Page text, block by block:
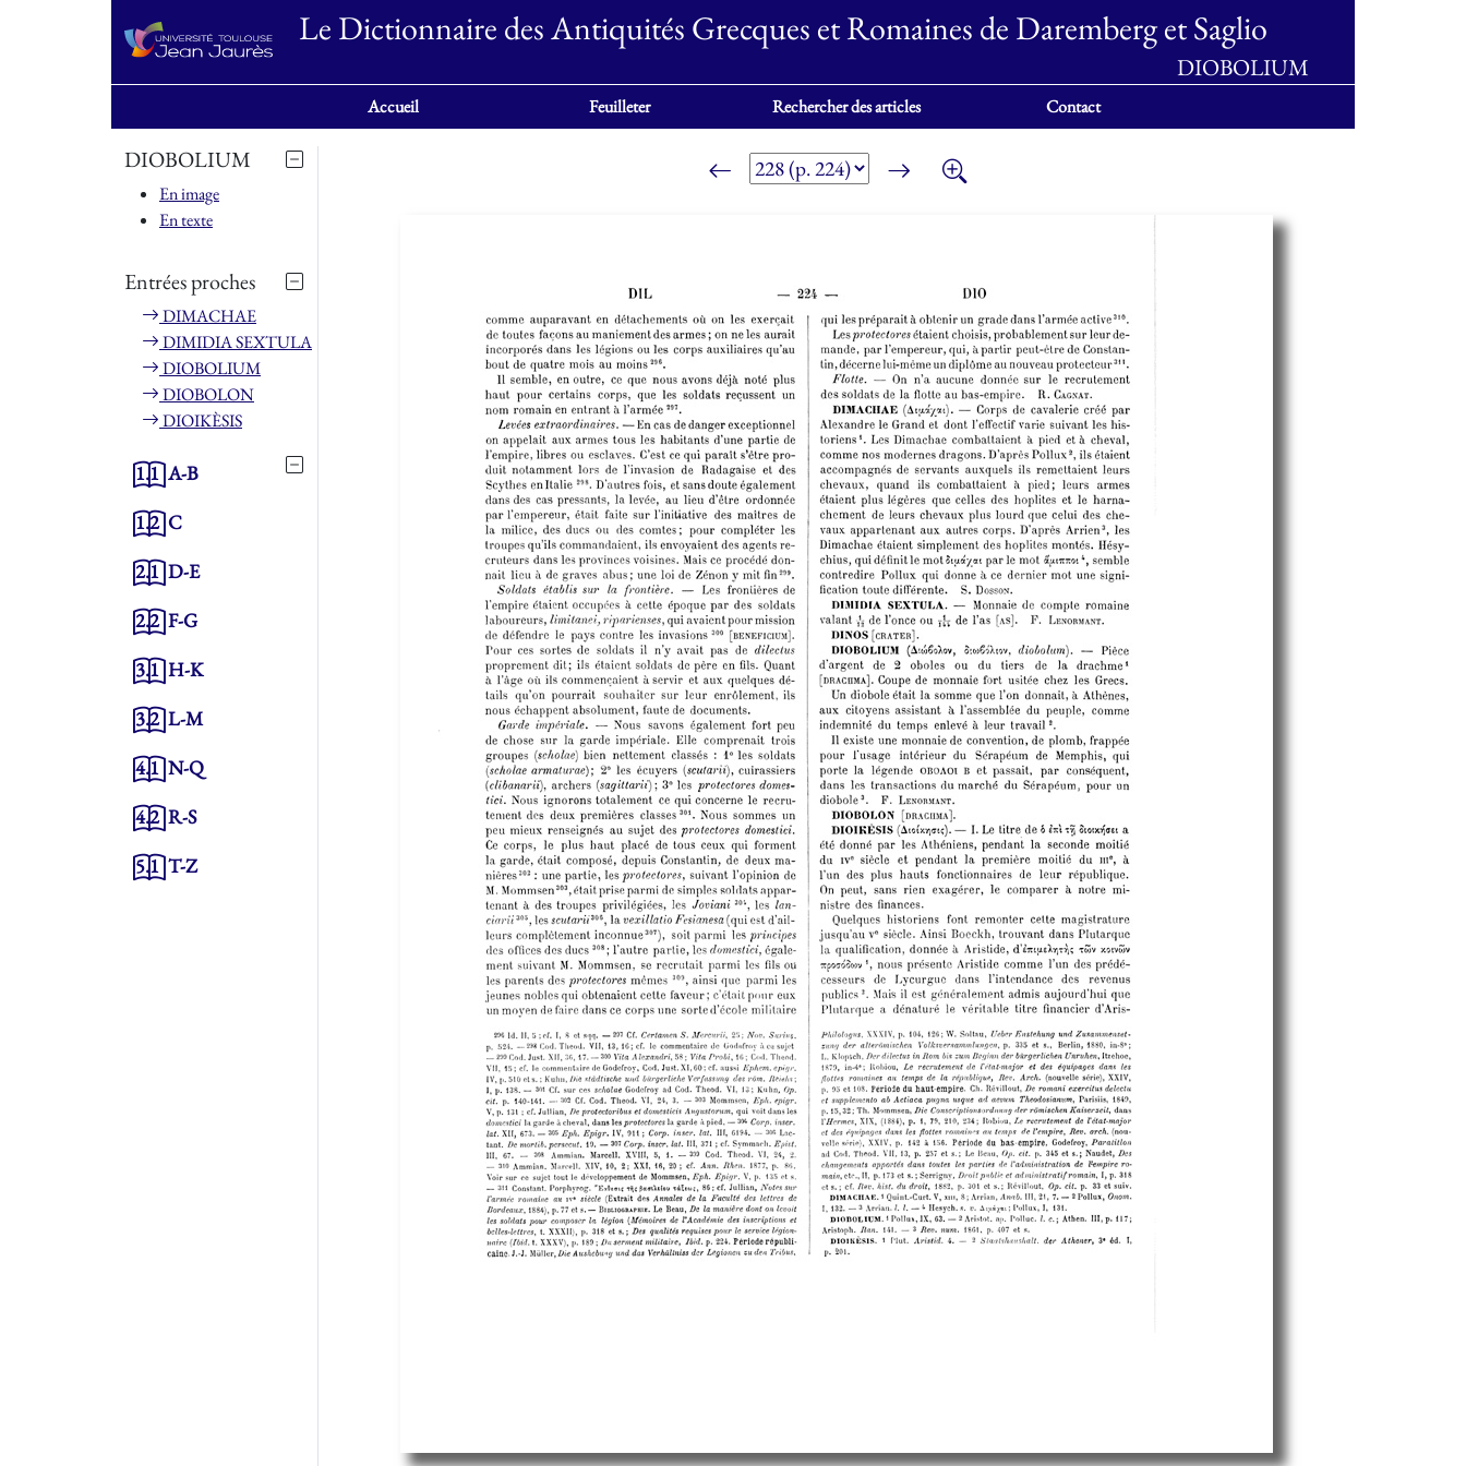
Le Dictionnaire des Antiquités Grecques et Romaines de Daremberg et Saglio
DIOBOLIUM
Accueil Feuilleter Rechercher des articles Contact
DIOBOLIUM
En image
En texte
Entrées proches
DIMACHAE
DIMIDIA SEXTULA
DIOBOLIUM
DIOBOLON
DIOIKÈSIS
1.1A-B
1.2C
2.1D-E
2.2F-G
3.1H-K
3.2L-M
4.1N-Q
4.2R-S
5.1T-Z